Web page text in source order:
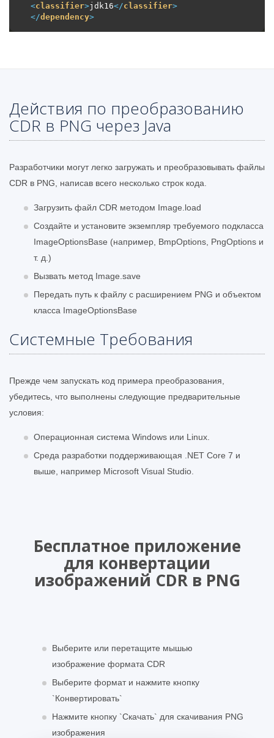
<classifier>jdk16</classifier>
</dependency>
Действия по преобразованию
CDR в PNG через Java
Разработчики могут легко загружать и преобразовывать файлы
CDR в PNG, написав всего несколько строк кода.
Загрузить файл CDR методом Image.load
Создайте и установите экземпляр требуемого подкласса
ImageOptionsBase (например, BmpOptions, PngOptions и
т. д.)
Вызвать метод Image.save
Передать путь к файлу с расширением PNG и объектом
класса ImageOptionsBase
Системные Требования
Прежде чем запускать код примера преобразования,
убедитесь, что выполнены следующие предварительные
условия:
Операционная система Windows или Linux.
Среда разработки поддерживающая .NET Core 7 и
выше, например Microsoft Visual Studio.
Бесплатное приложение
для конвертации
изображений CDR в PNG
Выберите или перетащите мышью
изображение формата CDR
Выберите формат и нажмите кнопку
`Конвертировать`
Нажмите кнопку `Скачать` для скачивания PNG
изображения